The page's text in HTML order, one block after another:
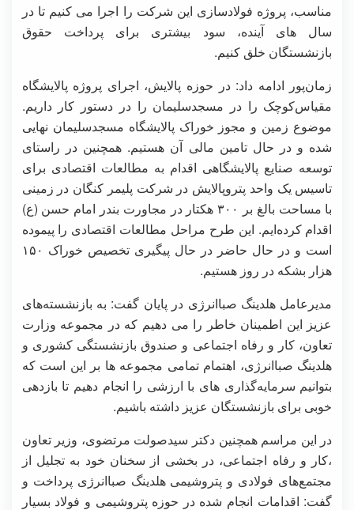
مناسب، پروژه فولادسازی این شرکت را اجرا می کنیم تا در
سال های آینده، سود بیشتری برای پرداخت حقوق
بازنشستگان خلق کنیم.
زمان‌پور ادامه داد: در حوزه پالایش، اجرای پروژه پالایشگاه
مقیاس‌کوچک را در مسجدسلیمان را در دستور کار داریم.
موضوع زمین و مجوز خوراک پالایشگاه مسجدسلیمان نهایی
شده و در حال تامین مالی آن هستیم. همچنین در راستای
توسعه صنایع پالایشگاهی اقدام به مطالعات اقتصادی برای
تاسیس یک واحد پتروپالایش در شرکت پلیمر کنگان در زمینی
با مساحت بالغ بر ۳۰۰ هکتار در مجاورت بندر امام حسن (ع)
اقدام کرده‌ایم. این طرح مراحل مطالعات اقتصادی را پیموده
است و در حال حاضر در حال پیگیری تخصیص خوراک ۱۵۰
هزار بشکه در روز هستیم.
مدیرعامل هلدینگ صباانرژی در پایان گفت: به بازنشسته‌های
عزیز این اطمینان خاطر را می دهیم که در مجموعه وزارت
تعاون، کار و رفاه اجتماعی و صندوق بازنشستگی کشوری و
هلدینگ صباانرژی، اهتمام تمامی مجموعه ها بر این است که
بتوانیم سرمایه‌گذاری های با ارزشی را انجام دهیم تا بازدهی
خوبی برای بازنشستگان عزیز داشته باشیم.
در این مراسم همچنین دکتر سیدصولت مرتضوی، وزیر تعاون
،کار و رفاه اجتماعی، در بخشی از سخنان خود به تجلیل از
مجتمع‌های فولادی و پتروشیمی هلدینگ صباانرژی پرداخت و
گفت: اقدامات انجام شده در حوزه پتروشیمی و فولاد بسیار